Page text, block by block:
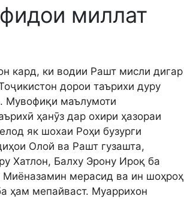
миллат
кард, ки водии Рашт мисли дигар
дорои таърихи дуру
Мувофиқи маълумоти
ҳанӯз дар охири ҳазораи
як шохаи Роҳи бузурги
Олой ва Рашт гузашта,
Хатлон, Балху Эрону Ироқ ба
Миёназамин мерасид ва ин шоҳроҳ
ҳам мепайваст. Муаррихон